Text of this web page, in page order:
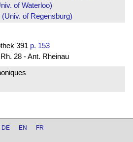
of Waterloo)
of Regensburg)
391 p. 153
28 - Ant. Rheinau
DE EN FR